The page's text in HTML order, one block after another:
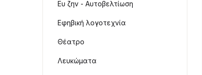
Ευ ζην - Αυτοβελτίωση
Εφηβική λογοτεχνία
Θέατρο
Λευκώματα